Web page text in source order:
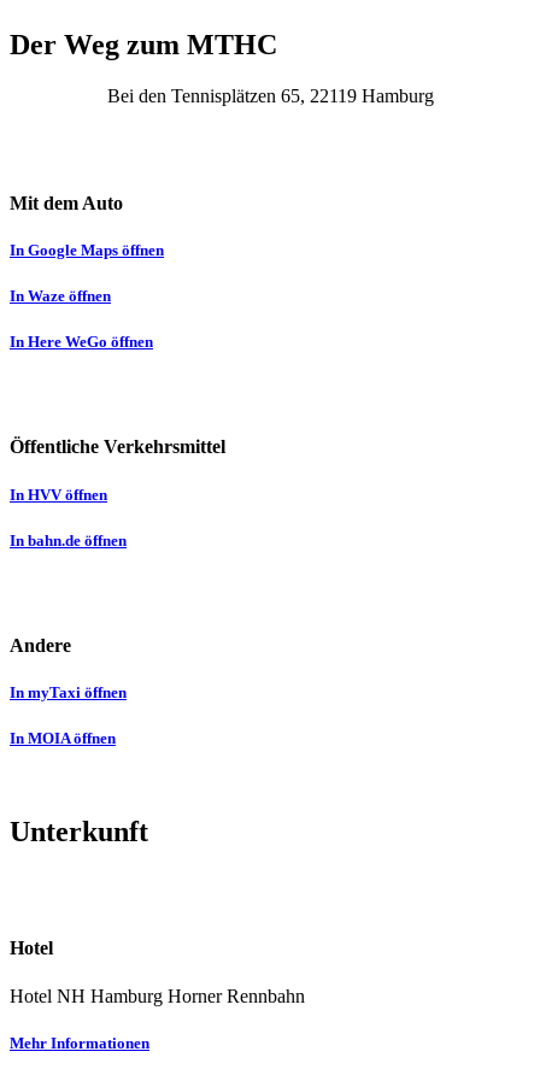
Der Weg zum MTHC
Bei den Tennisplätzen 65, 22119 Hamburg
Mit dem Auto
In Google Maps öffnen
In Waze öffnen
In Here WeGo öffnen
Öffentliche Verkehrsmittel
In HVV öffnen
In bahn.de öffnen
Andere
In myTaxi öffnen
In MOIA öffnen
Unterkunft
Hotel
Hotel NH Hamburg Horner Rennbahn
Mehr Informationen